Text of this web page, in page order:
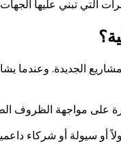
التي تبني عليها الجهات
الجديدة.
على مواجهة الظروف
أو سيولة أو شركاء